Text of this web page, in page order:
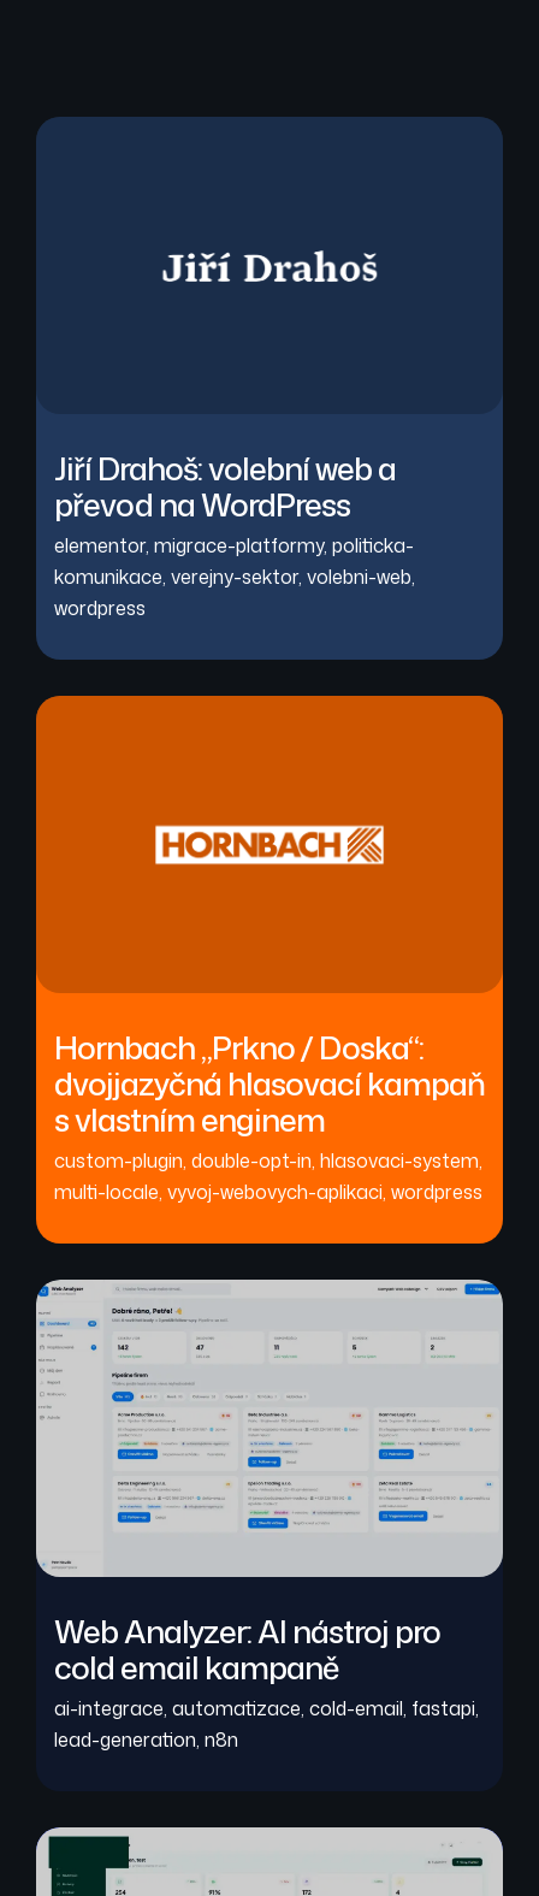
Jiří Drahoš: volební web a
převod na WordPress
elementor, migrace-platformy, politicka-
komunikace, verejny-sektor, volebni-web,
wordpress
Hornbach „Prkno / Doska“:
dvojjazyčná hlasovací kampaň
s vlastním enginem
custom-plugin, double-opt-in, hlasovaci-system,
multi-locale, vyvoj-webovych-aplikaci, wordpress
Web Analyzer: AI nástroj pro
cold email kampaně
ai-integrace, automatizace, cold-email, fastapi,
lead-generation, n8n